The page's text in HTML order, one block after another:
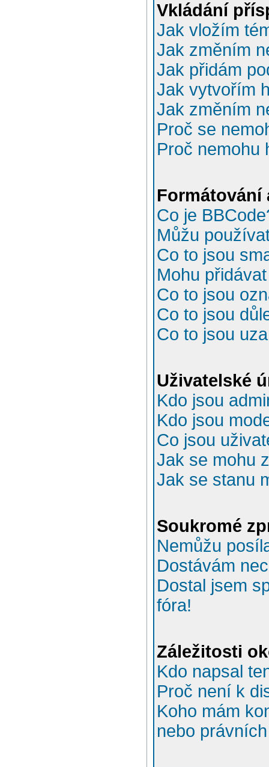
Vkládání
Jak vložím
Jak změním
Jak přidám
Jak vytvořím
Jak změním
Proč se
Proč nemohu
Formátování
Co je
Můžu
Co to jsou
Mohu
Co to jsou
Co to jsou
Co to jsou
Uživatelské
Kdo jsou
Kdo jsou
Co jsou
Jak se mohu
Jak se stanu
Soukromé
Nemůžu
Dostávám
Dostal jsem
fóra!
Záležitosti
Kdo napsal
Proč není k
Koho mám
nebo